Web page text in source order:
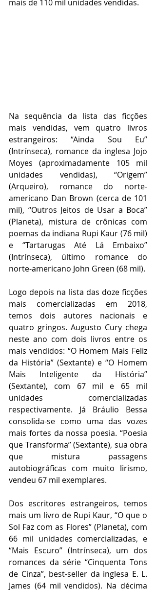
mais de 110 mil unidades vendidas.
Na sequência da lista das ficções
mais vendidas, vem quatro livros
estrangeiros: “Ainda Sou Eu”
(Intrínseca), romance da inglesa Jojo
Moyes (aproximadamente 105 mil
unidades vendidas), “Origem”
(Arqueiro), romance do norte-
americano Dan Brown (cerca de 101
mil), “Outros Jeitos de Usar a Boca”
(Planeta), mistura de crônicas com
poemas da indiana Rupi Kaur (76 mil)
e “Tartarugas Até Lá Embaixo”
(Intrínseca), último romance do
norte-americano John Green (68 mil).
Logo depois na lista das doze ficções
mais comercializadas em 2018,
temos dois autores nacionais e
quatro gringos. Augusto Cury chega
neste ano com dois livros entre os
mais vendidos: “O Homem Mais Feliz
da História” (Sextante) e “O Homem
Mais Inteligente da História”
(Sextante), com 67 mil e 65 mil
unidades comercializadas
respectivamente. Já Bráulio Bessa
consolida-se como uma das vozes
mais fortes da nossa poesia. “Poesia
que Transforma” (Sextante), sua obra
que mistura passagens
autobiográficas com muito lirismo,
vendeu 67 mil exemplares.
Dos escritores estrangeiros, temos
mais um livro de Rupi Kaur, “O que o
Sol Faz com as Flores” (Planeta), com
66 mil unidades comercializadas, e
“Mais Escuro” (Intrínseca), um dos
romances da série “Cinquenta Tons
de Cinza”, best-seller da inglesa E. L.
James (64 mil vendidos). Na décima